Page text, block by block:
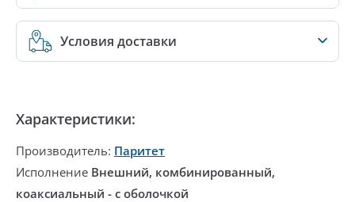
Условия доставки
Характеристики:
Производитель: Паритет
Исполнение Внешний, комбинированный,
коаксиальный - с оболочкой